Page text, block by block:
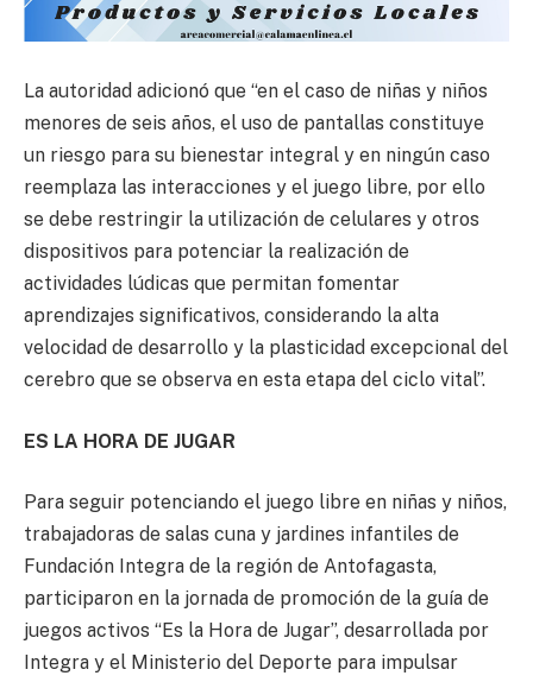
La autoridad adicionó que “en el caso de niñas y niños
menores de seis años, el uso de pantallas constituye
un riesgo para su bienestar integral y en ningún caso
reemplaza las interacciones y el juego libre, por ello
se debe restringir la utilización de celulares y otros
dispositivos para potenciar la realización de
actividades lúdicas que permitan fomentar
aprendizajes significativos, considerando la alta
velocidad de desarrollo y la plasticidad excepcional del
cerebro que se observa en esta etapa del ciclo vital”.
ES LA HORA DE JUGAR
Para seguir potenciando el juego libre en niñas y niños,
trabajadoras de salas cuna y jardines infantiles de
Fundación Integra de la región de Antofagasta,
participaron en la jornada de promoción de la guía de
juegos activos “Es la Hora de Jugar”, desarrollada por
Integra y el Ministerio del Deporte para impulsar